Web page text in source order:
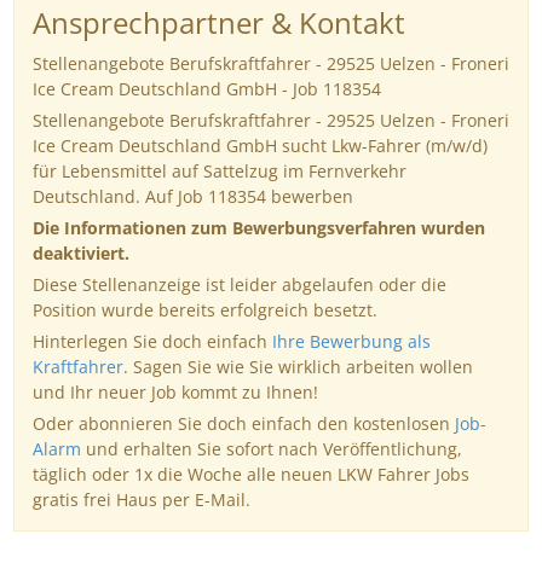
Ansprechpartner & Kontakt
Stellenangebote Berufskraftfahrer - 29525 Uelzen - Froneri
Ice Cream Deutschland GmbH - Job 118354
Stellenangebote Berufskraftfahrer - 29525 Uelzen - Froneri
Ice Cream Deutschland GmbH sucht Lkw-Fahrer (m/w/d)
für Lebensmittel auf Sattelzug im Fernverkehr
Deutschland. Auf Job 118354 bewerben
Die Informationen zum Bewerbungsverfahren wurden
deaktiviert.
Diese Stellenanzeige ist leider abgelaufen oder die
Position wurde bereits erfolgreich besetzt.
Hinterlegen Sie doch einfach Ihre Bewerbung als
Kraftfahrer. Sagen Sie wie Sie wirklich arbeiten wollen
und Ihr neuer Job kommt zu Ihnen!
Oder abonnieren Sie doch einfach den kostenlosen Job-
Alarm und erhalten Sie sofort nach Veröffentlichung,
täglich oder 1x die Woche alle neuen LKW Fahrer Jobs
gratis frei Haus per E-Mail.